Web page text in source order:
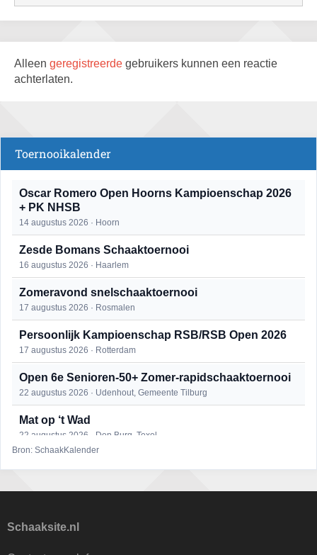
Alleen geregistreerde gebruikers kunnen een reactie
achterlaten.
Toernooikalender
Oscar Romero Open Hoorns Kampioenschap 2026
+ PK NHSB
14 augustus 2026 · Hoorn
Zesde Bomans Schaaktoernooi
16 augustus 2026 · Haarlem
Zomeravond snelschaaktoernooi
17 augustus 2026 · Rosmalen
Persoonlijk Kampioenschap RSB/RSB Open 2026
17 augustus 2026 · Rotterdam
Open 6e Senioren-50+ Zomer-rapidschaaktoernooi
22 augustus 2026 · Udenhout, Gemeente Tilburg
Mat op ‘t Wad
22 augustus 2026 · Den Burg, Texel
23 augustus 2026 · Utrecht
Bron: SchaakKalender
Schaaksite.nl